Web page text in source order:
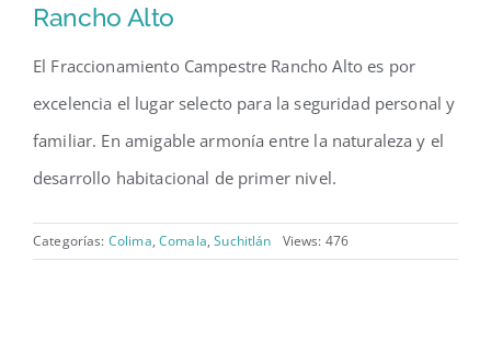
Rancho Alto
El Fraccionamiento Campestre Rancho Alto es por
excelencia el lugar selecto para la seguridad personal y
familiar. En amigable armonía entre la naturaleza y el
desarrollo habitacional de primer nivel.
Categorías: Colima, Comala,Suchitlán Views: 476